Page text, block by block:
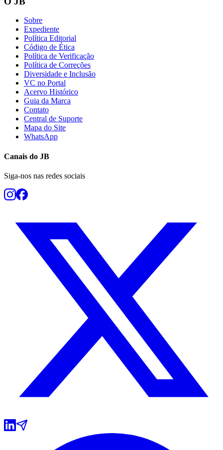
Botafogo
Sobre
Expediente
Política Editorial
Código de Ética
Política de Verificação
Política de Correções
Diversidade e Inclusão
VC no Portal
Acervo Histórico
Guia da Marca
Contato
Central de Suporte
Mapa do Site
WhatsApp
Canais do JB
Siga-nos nas redes sociais